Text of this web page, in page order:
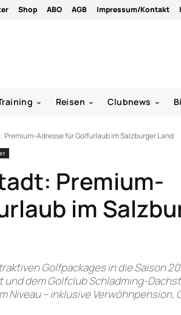
Shop ABO AGB Impressum/Kontakt
Reisen Clubnews
Adresse für Golfurlaub im Salzburger Land
Premium-
im
Golfpackages in die Saison
dem Golfclub Schladming-
Niveau – inklusive Verwöhnpension,